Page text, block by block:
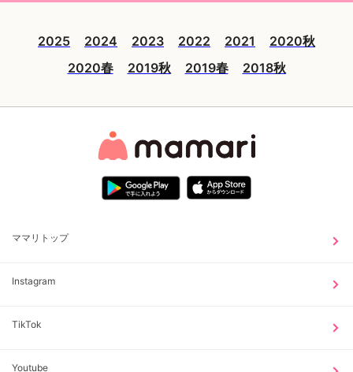
2025 2024 2023 2022 2021
2020秋
2020春
2019秋 2019春 2018秋
ママリトップ
Instagram
TikTok
Youtube